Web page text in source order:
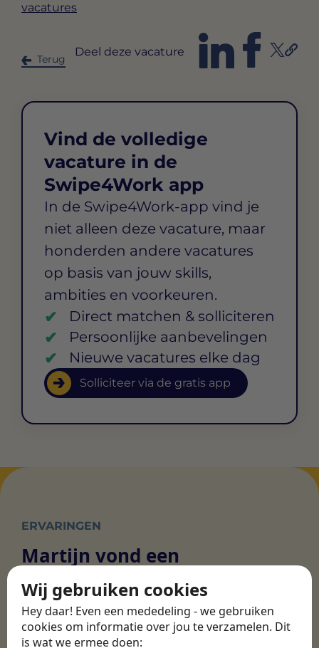
Wij gebruiken cookies
Hey daar! Even een mededeling - we gebruiken
cookies om informatie over jou te verzamelen. Dit
is wat we ermee doen:
vacatures
Terug
Deel deze vacature
Vind de volledige
vacature in de
Swipe4Work app
In de Swipe4Work-app vind je
niet alleen deze vacature, maar
honderden andere vacatures
op basis van jouw skills,
ambities en voorkeuren.
Direct matchen & solliciteren
Persoonlijke aanbevelingen
Nieuwe vacatures elke dag
Solliciteer via de gratis app
ERVARINGEN
Martijn vond een
CBEE